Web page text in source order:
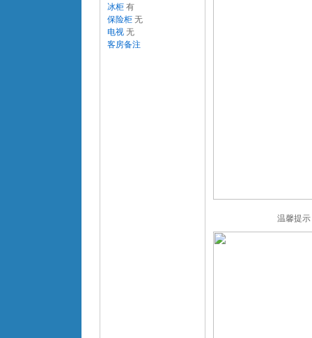
冰柜 有
保险柜 无
电视 无
客房备注
温馨提